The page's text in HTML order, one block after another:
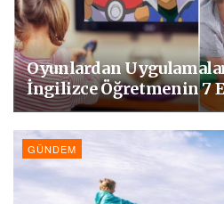
Oyunlardan
İngilizce Öğretmenin 7
GÜNDEM